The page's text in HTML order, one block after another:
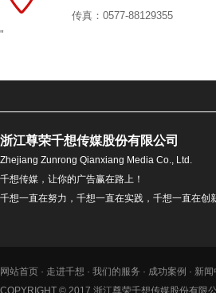
传真：0577-88129355
"
浙江尊荣千想传媒股份有限公司
Zhejiang Zunrong Qianxiang Media Co., Ltd.
千想传媒，让你的广告赢在路上！
千想一直在努力，千想一直在实践，千想一直在创
网站首页 · 走进千想 · 我们的服务 · 成功案例 · 新闻
COPYRIGHT © 2017 浙江尊荣千想传媒股份有限